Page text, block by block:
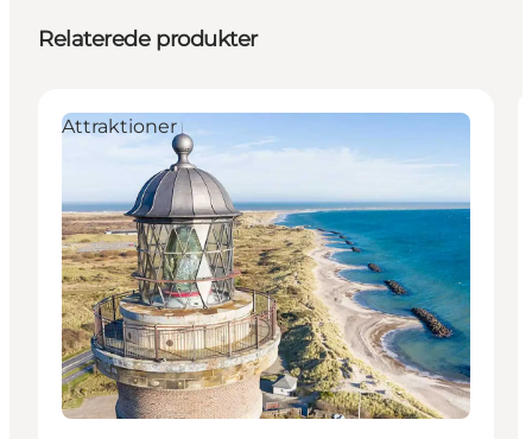
Relaterede produkter
Attraktioner